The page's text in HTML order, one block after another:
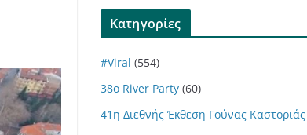
Kατηγορίες
#Viral (554)
38ο River Party (60)
41η Διεθνής Έκθεση Γούνας Καστοριάς